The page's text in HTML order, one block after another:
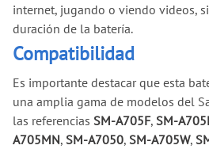
internet, jugando o viendo videos,
duración de la batería.
Compatibilidad
Es importante destacar que esta
una amplia gama de modelos del
las referencias SM-A705F, SM-
A705MN, SM-A7050, SM-A705W,